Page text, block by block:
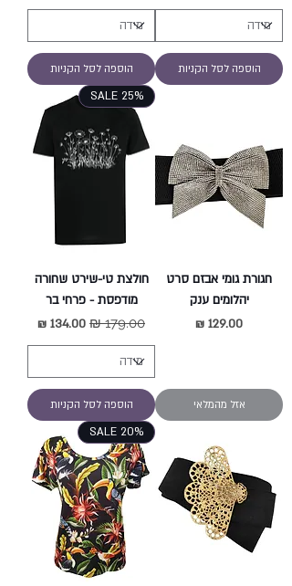
הוספה לסל הקניות הוספה לסל הקניות
חגורת גומי אבזם סרט
יהלומים ענק
מחיר
אזל מהמלאי
SALE 25%
חולצת טי-שירט שחורה
מודפסת - פרחי בר
מחיר רגיל
מחיר מבצע
הוספה לסל הקניות
SALE 20%